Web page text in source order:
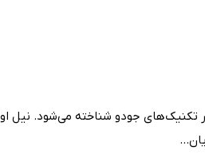
تکنیک‌های جودو شناخته می‌شود. نیل